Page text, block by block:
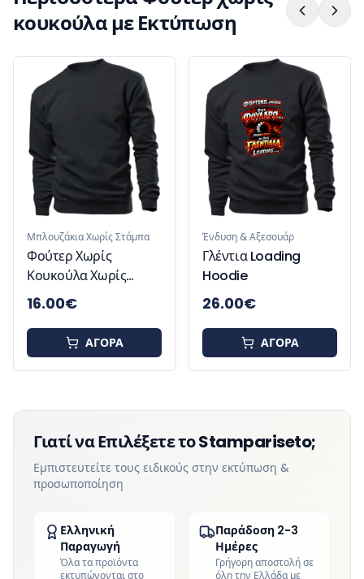
κουκούλα με Εκτύπωση
Μπλουζάκια Χωρίς Στάμπα
Φούτερ Χωρίς
Κουκούλα Χωρίς
Στάμπα Ελληνικής
Κατασκευής Basic
Unisex
16.00€
ΑΓΟΡΑ
Ένδυση & Αξεσουάρ
Γλέντια Loading
Hoodie
26.00€
ΑΓΟΡΑ
Γιατί να Επιλέξετε το Stampariseto;
Εμπιστευτείτε τους ειδικούς στην εκτύπωση &
προσωποποίηση
Ελληνική
Παραγωγή
Όλα τα προϊόντα
εκτυπώνονται στο
Παράδοση 2-3
Ημέρες
Γρήγορη αποστολή σε
όλη την Ελλάδα με